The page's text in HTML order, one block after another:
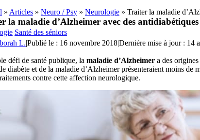
» Articles» Neuro / Psy» Neurologie» Traiter la maladie
la maladie d’Alzheimer avec des antidiabétiques
Santé des séniors
L.|Publié le : 16 novembre 2018|Dernière mise à jour : 14
défi de santé publique, la maladie d’Alzheimera des origines
diabète et de la maladie d’Alzheimer présenteraient moins de
contre cette affection neurologique.